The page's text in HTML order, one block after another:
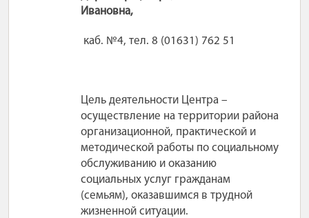
Ивановна,
каб. №4, тел. 8 (01631) 762 51
Цель деятельности Центра –
осуществление на территории района
организационной, практической и
методической работы по социальному
обслуживанию и оказанию
социальных услуг гражданам
(семьям), оказавшимся в трудной
жизненной ситуации.